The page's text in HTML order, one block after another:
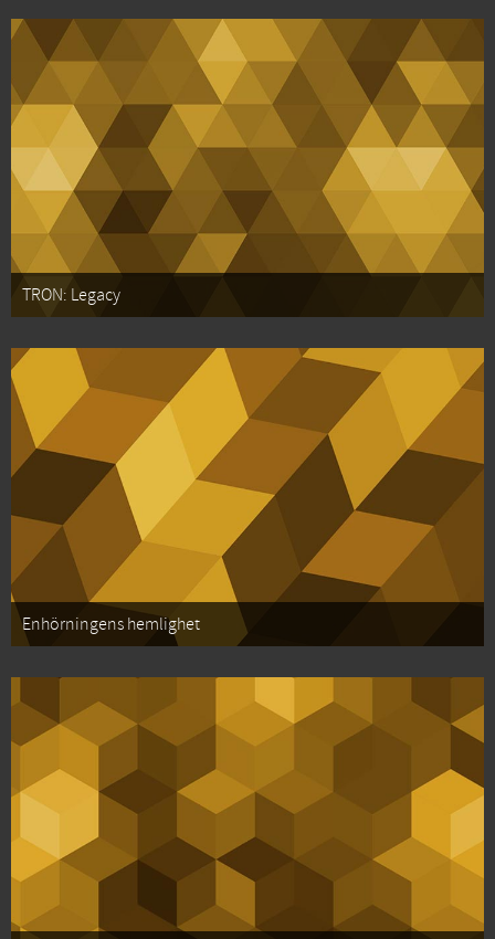
TRON: Legacy
Enhörningens hemlighet